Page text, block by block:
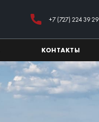
+7 (727) 224 39 29
КОНТАКТЫ